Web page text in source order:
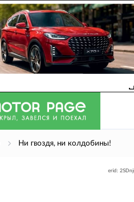
Ни гвоздя, ни колдобины!
erid: